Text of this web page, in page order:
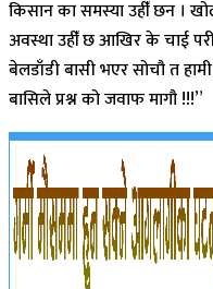
किसान का समस्या उहीँ छन ।
अवस्था उहीँ छ आखिर के चाई
बेलडाँडी बासी भएर सोचौ त
बासिले प्रश्न को जवाफ मागौ !!!”